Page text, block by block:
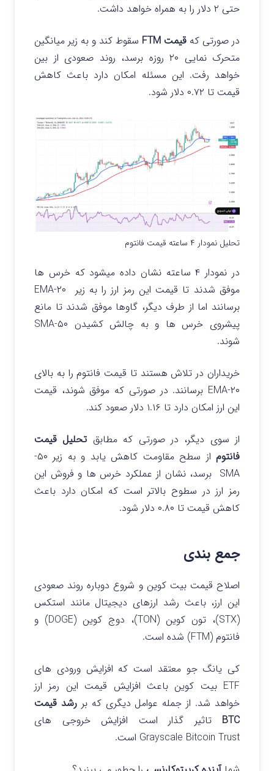
حتی ۲ دلار را به همراه خواهد داشت.
در صورتی که قیمت FTM
سقوط کند و به زیر میانگین
متحرک نمایی ۲۰ روزه برسد، روند صعودی از بین
خواهد رفت. این مسئله امکان دارد باعث کاهش
قیمت تا ۰.۷۲ دلار شود.
تحلیل نمودار ۴ ساعته قیمت فانتوم
در نمودار ۴ ساعته نشان داده میشود که خرس ها
موفق شدند تا قیمت این رمز ارز را به زیر ۲۰-EMA
برسانند اما از طرف دیگر، گاوها موفق شدند تا مانع
پیشروی خرس ها و به چالش کشیدن ۵۰-SMA
شوند.
خریداران در تلاش هستند تا قیمت فانتوم را به بالای
۲۰-EMA برسانند. در صورتی که موفق شوند، قیمت
این ارز امکان دارد تا ۱.۱۶ دلار صعود کند.
از سوی دیگر، در صورتی که مطابق تحلیل قیمت
فانتوم
از سطح مقاومت کاهش یابد و به زیر ۵۰-
SMA برسد، نشان از عملکرد خرس ها و فروش این
رمز ارز در سطوح بالاتر است که امکان دارد باعث
کاهش قیمت تا ۰.۸۰ دلار شود.
جمع بندی
اصلاح قیمت بیت کوین و شروع دوباره روند صعودی
این ارز، باعث رشد ارزهای دیجیتال مانند استکس
(STX)، تون کوین (TON)، دوج کوین (DOGE) و
فانتوم (FTM) شده است.
کی یانگ جو معتقد است که افزایش ورودی های
ETF بیت کوین باعث افزایش قیمت این رمز ارز
خواهد شد. از جمله عوامل دیگری که بررشد قیمت
BTC تاثیر گذار است افزایش خروجی های
Grayscale Bitcoin Trust است.